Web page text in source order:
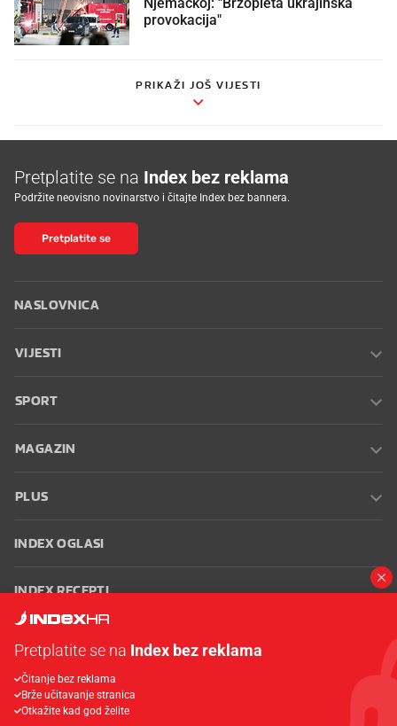
provokacija"
PRIKAŽI JOŠ VIJESTI
Pretplatite se na Index bez reklama
Podržite neovisno novinarstvo i čitajte Index bez bannera.
Pretplatite se
NASLOVNICA
VIJESTI
SPORT
MAGAZIN
PLUS
INDEX OGLASI
INDEX RECEPTI
Oglašavanje Zaposli se na Indexu
korištenja
Postavke kolačića
Pretplatite se na Index bez reklama
Čitanje bez reklama
Brže učitavanje stranica
Otkažite kad god želite